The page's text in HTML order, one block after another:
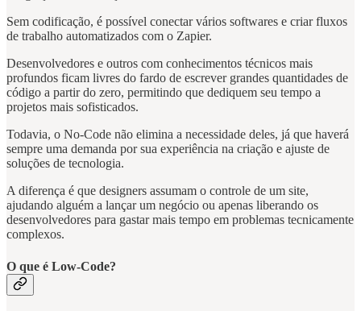
Sem codificação, é possível conectar vários softwares e criar fluxos
de trabalho automatizados com o Zapier.
Desenvolvedores e outros com conhecimentos técnicos mais
profundos ficam livres do fardo de escrever grandes quantidades de
código a partir do zero, permitindo que dediquem seu tempo a
projetos mais sofisticados.
Todavia, o No-Code não elimina a necessidade deles, já que haverá
sempre uma demanda por sua experiência na criação e ajuste de
soluções de tecnologia.
‍A diferença é que designers assumam o controle de um site,
ajudando alguém a lançar um negócio ou apenas liberando os
desenvolvedores para gastar mais tempo em problemas tecnicamente
complexos.
O que é Low-Code?